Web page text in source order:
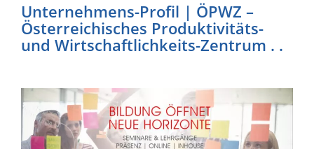
Unternehmens-Profil | ÖPWZ –
Österreichisches Produktivitäts-
und Wirtschaftlichkeits-Zentrum . .